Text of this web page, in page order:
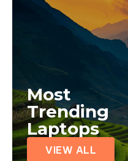
Most
Trending
Laptops
VIEW ALL